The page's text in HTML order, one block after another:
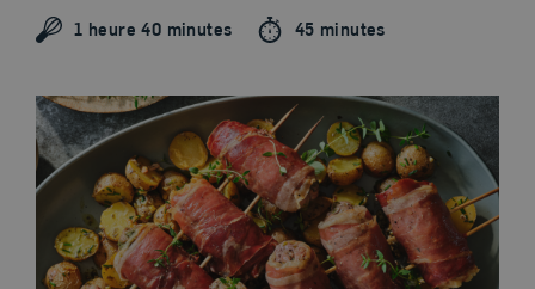
1 heure 40 minutes 45 minutes